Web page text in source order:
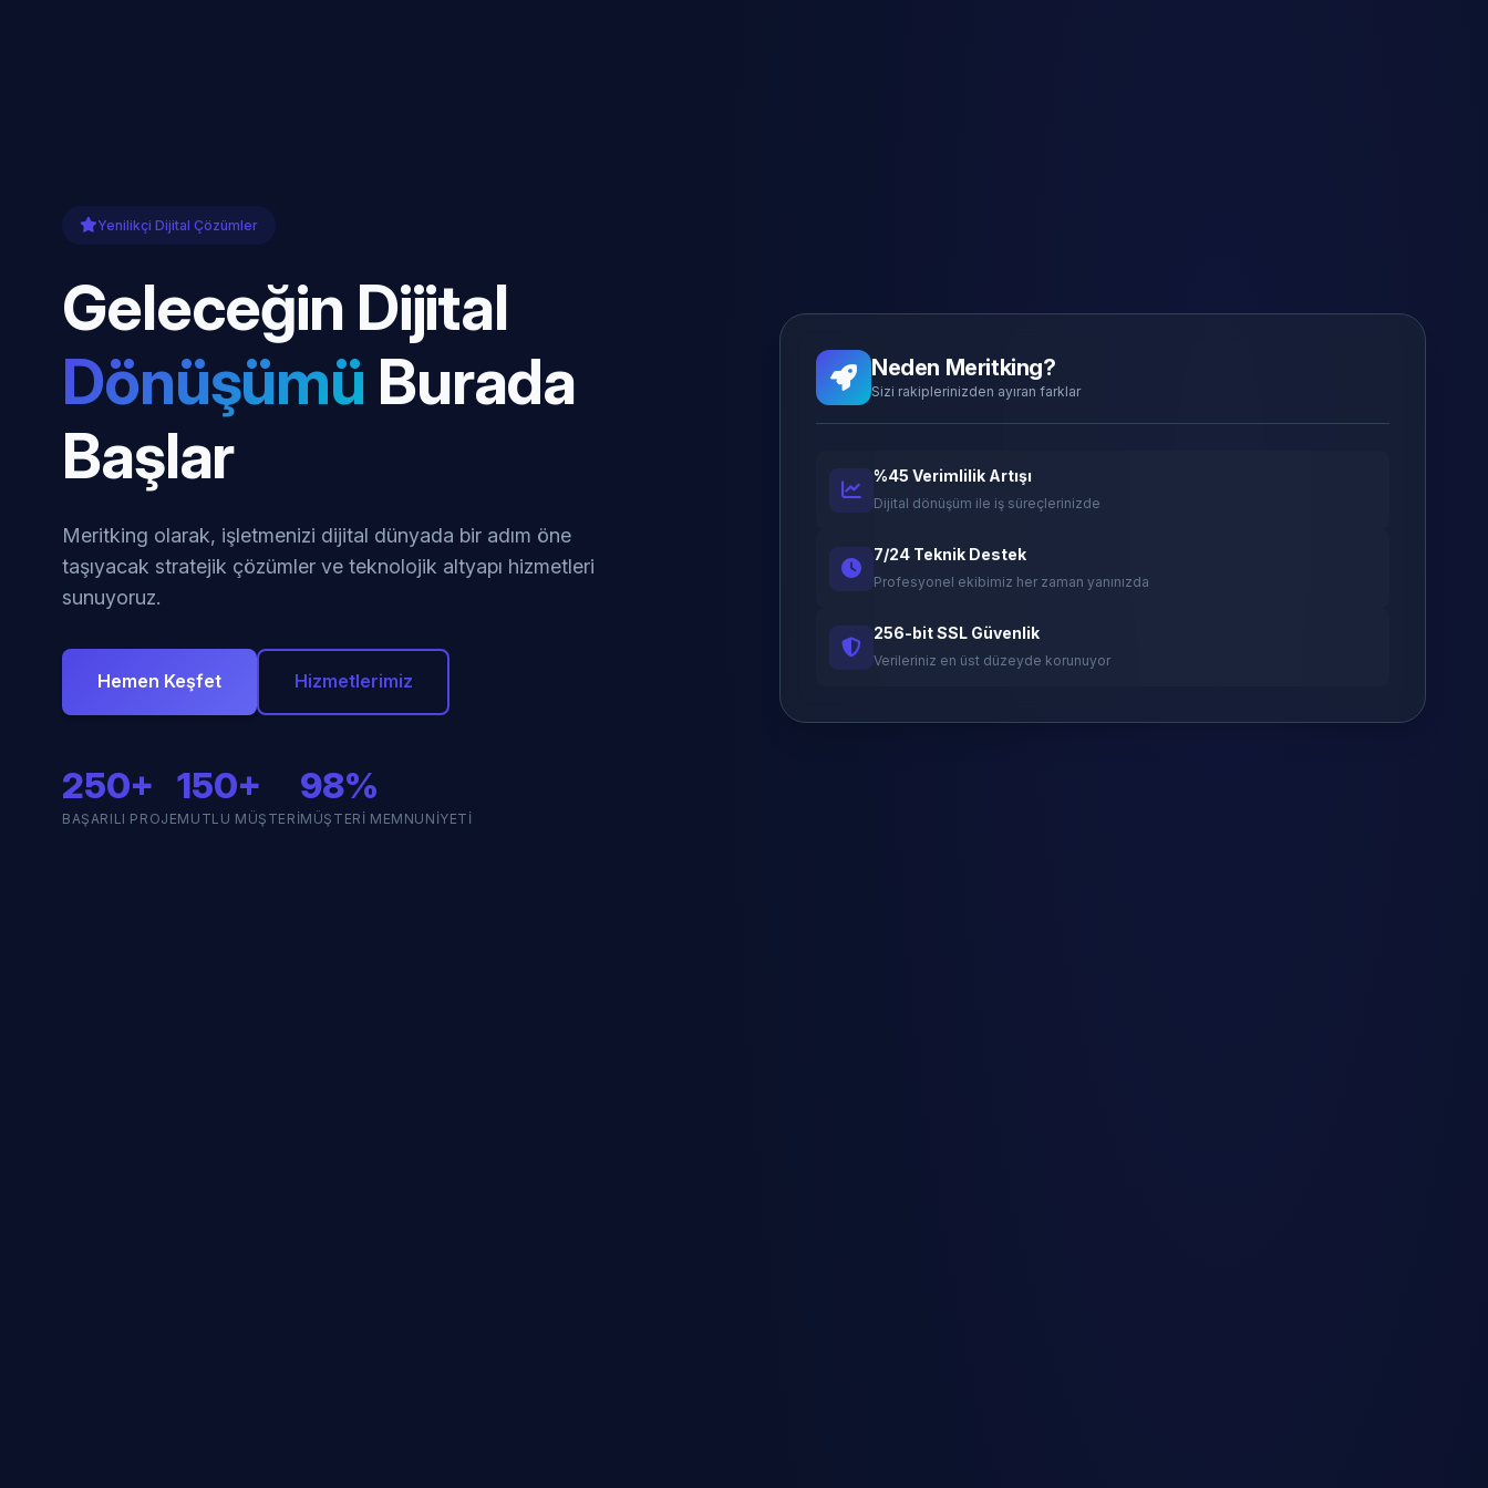
Yenilikçi Dijital Çözümler
Geleceğin Dijital
Dönüşümü Burada
Başlar
Meritking olarak, işletmenizi dijital dünyada bir adım öne
taşıyacak stratejik çözümler ve teknolojik altyapı hizmetleri
sunuyoruz.
Hemen Keşfet Hizmetlerimiz
250+
BAŞARILI PROJE
150+
MUTLU MÜŞTERI
98%
MÜŞTERI MEMNUNIYETI
Neden Meritking?
Sizi rakiplerinizden ayıran farklar
%45 Verimlilik Artışı
Dijital dönüşüm ile iş süreçlerinizde
7/24 Teknik Destek
Profesyonel ekibimiz her zaman yanınızda
256-bit SSL Güvenlik
Verileriniz en üst düzeyde korunuyor